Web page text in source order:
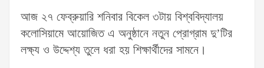
আজ ২৭ ফেব্রুয়ারি শনিবার বিকেল ৩টায় বিশ্ববিদ্যালয়
কলোসিয়ামে আয়োজিত এ অনুষ্ঠানে নতুন প্রোগ্রাম দু’টির
লক্ষ্য ও উদ্দেশ্য তুলে ধরা হয় শিক্ষার্থীদের সামনে।